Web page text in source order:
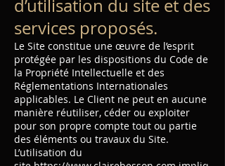
d’utilisation du site et des
services proposés.
Le Site constitue une œuvre de l’esprit
protégée par les dispositions du Code de
la Propriété Intellectuelle et des
Réglementations Internationales
applicables. Le Client ne peut en aucune
manière réutiliser, céder ou exploiter
pour son propre compte tout ou partie
des éléments ou travaux du Site.
L’utilisation du